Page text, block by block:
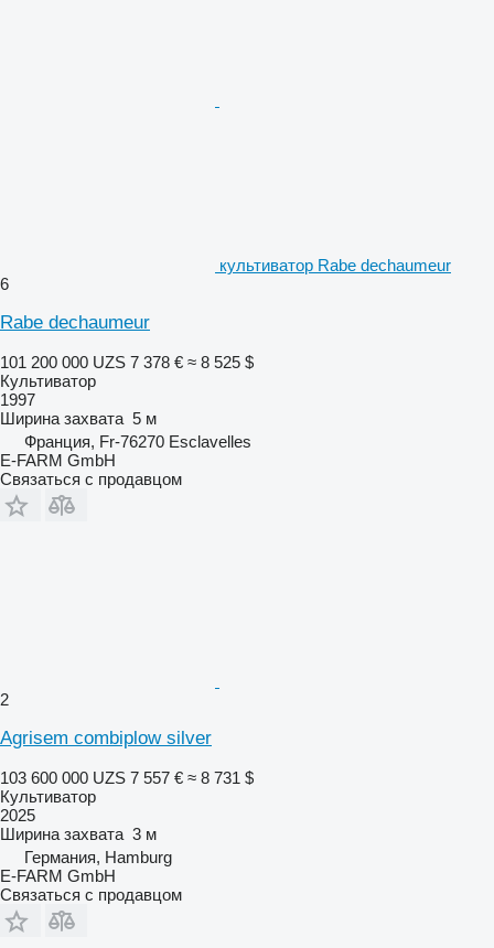
культиватор Rabe dechaumeur
6
Rabe dechaumeur
101 200 000 UZS 7 378 € ≈ 8 525 $
Культиватор
1997
Ширина захвата 5 м
Франция, Fr-76270 Esclavelles
E-FARM GmbH
Связаться с продавцом
2
Agrisem combiplow silver
103 600 000 UZS 7 557 € ≈ 8 731 $
Культиватор
2025
Ширина захвата 3 м
Германия, Hamburg
E-FARM GmbH
Связаться с продавцом